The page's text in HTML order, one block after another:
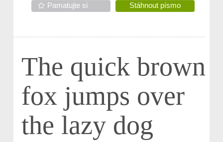
Pamatujte si Stáhnout písmo
The quick brown
fox jumps over
the lazy dog